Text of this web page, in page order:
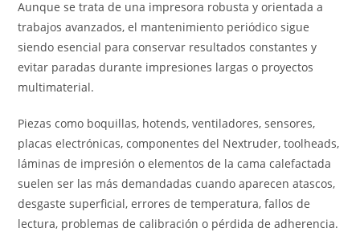
Aunque se trata de una impresora robusta y orientada a
trabajos avanzados, el mantenimiento periódico sigue
siendo esencial para conservar resultados constantes y
evitar paradas durante impresiones largas o proyectos
multimaterial.
Piezas como boquillas, hotends, ventiladores, sensores,
placas electrónicas, componentes del Nextruder, toolheads,
láminas de impresión o elementos de la cama calefactada
suelen ser las más demandadas cuando aparecen atascos,
desgaste superficial, errores de temperatura, fallos de
lectura, problemas de calibración o pérdida de adherencia.